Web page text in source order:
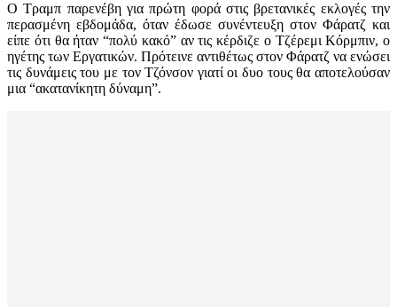
Ο Τραμπ παρενέβη για πρώτη φορά στις βρετανικές εκλογές την
περασμένη εβδομάδα, όταν έδωσε συνέντευξη στον Φάρατζ και
είπε ότι θα ήταν “πολύ κακό” αν τις κέρδιζε ο Τζέρεμι Κόρμπιν, ο
ηγέτης των Εργατικών. Πρότεινε αντιθέτως στον Φάρατζ να ενώσει
τις δυνάμεις του με τον Τζόνσον γιατί οι δυο τους θα αποτελούσαν
μια “ακατανίκητη δύναμη”.